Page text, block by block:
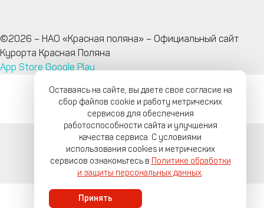
©2026 – НАО «Красная поляна» – Официальный сайт
Курорта Красная Поляна
App Store Google Play
Оставаясь на сайте, вы даете свое согласие на
сбор файлов cookie и работу метрических
сервисов для обеспечения
работоспособности сайта и улучшения
качества сервиса. С условиями
использования cookies и метрических
сервисов ознакомьтесь в Политике обработки
и защиты персональных данных.
Принять